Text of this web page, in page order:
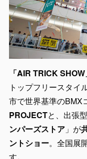
「AIR TRICK SHOW
トップフリースタイ
市で世界基準のBMX
PROJECTと、出張
ンパーズストア」が
ントショー。全国展